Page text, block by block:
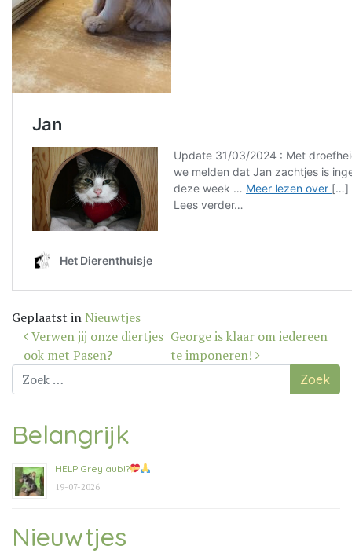
Geplaatst in Nieuwtjes
Bericht
navigatie
Verwen jij onze diertjes
ook met Pasen?
George is klaar om iedereen
te imponeren!
Zoek
naar:
Belangrijk
HELP Grey aub!?
19-07-2026
Nieuwtjes